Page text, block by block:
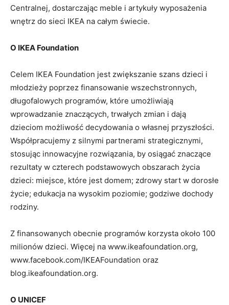
Centralnej, dostarczając meble i artykuły wyposażenia
wnętrz do sieci IKEA na całym świecie.
O IKEA Foundation
Celem IKEA Foundation jest zwiększanie szans dzieci i
młodzieży poprzez finansowanie wszechstronnych,
długofalowych programów, które umożliwiają
wprowadzanie znaczących, trwałych zmian i dają
dzieciom możliwość decydowania o własnej przyszłości.
Współpracujemy z silnymi partnerami strategicznymi,
stosując innowacyjne rozwiązania, by osiągać znaczące
rezultaty w czterech podstawowych obszarach życia
dzieci: miejsce, które jest domem; zdrowy start w dorosłe
życie; edukacja na wysokim poziomie; godziwe dochody
rodziny.
Z finansowanych obecnie programów korzysta około 100
milionów dzieci. Więcej na www.ikeafoundation.org,
www.facebook.com/IKEAFoundation oraz
blog.ikeafoundation.org.
O UNICEF